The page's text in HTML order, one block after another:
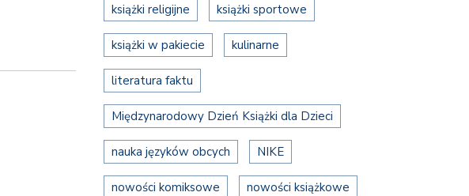
książki religijne książki sportowe
książki w pakiecie kulinarne
literatura faktu
Międzynarodowy Dzień Książki dla Dzieci
nauka języków obcych NIKE
nowości komiksowe nowości książkowe